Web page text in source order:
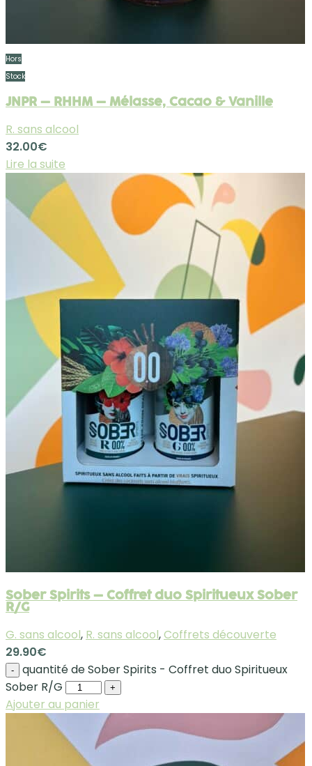
Hors
Stock
JNPR – RHHM – Mélasse, Cacao & Vanille
R. sans alcool
32.00€
Lire la suite
Sober Spirits – Coffret duo Spiritueux Sober
R/G
G. sans alcool, R. sans alcool,Coffrets découverte
29.90€
-
quantité de Sober Spirits - Coffret duo Spiritueux
Sober R/G
+
Ajouter au panier